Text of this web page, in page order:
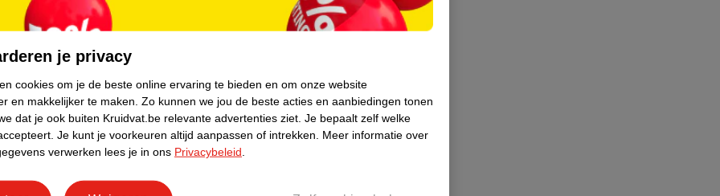
reinig de billetjes zorgvuldig. Afspoelen
je privacy
cookies om je de beste online ervaring te bieden en om onze website
en makkelijker te maken. Zo kunnen we jou de beste acties en aanbiedingen tonen
dat je ook buiten Kruidvat.be relevante advertenties ziet. Je bepaalt zelf welke
Je kunt je voorkeuren altijd aanpassen of intrekken.
Meer informatie over
verwerken lees je in ons Privacybeleid